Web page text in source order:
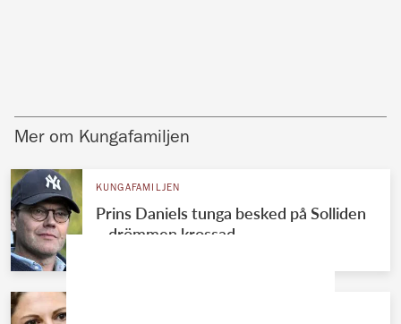
Mer om Kungafamiljen
KUNGAFAMILJEN
Prins Daniels tunga besked på Solliden
– drömmen krossad